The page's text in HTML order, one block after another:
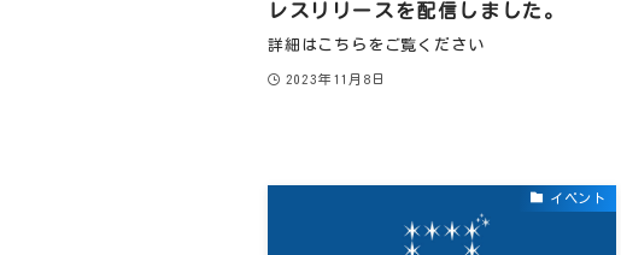
レスリリースを配信しました。
詳細はこちらをご覧ください
2023年11月8日
イベント